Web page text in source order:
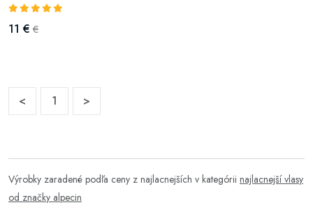
11 € €
< 1 >
Výrobky zaradené podľa ceny z najlacnejších v kategórii najlacnejší vlasy
od značky alpecin